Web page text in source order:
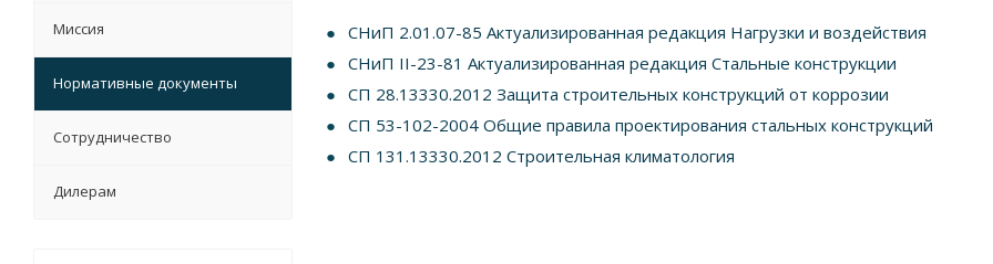
СНиП 2.01.07-85 Актуализированная редакция Нагрузки и воздействия
СНиП II-23-81 Актуализированная редакция Стальные конструкции
СП 28.13330.2012 Защита строительных конструкций от коррозии
СП 53-102-2004 Общие правила проектирования стальных конструкций
СП 131.13330.2012 Строительная климатология
Миссия
Нормативные документы
Сотрудничество
Дилерам